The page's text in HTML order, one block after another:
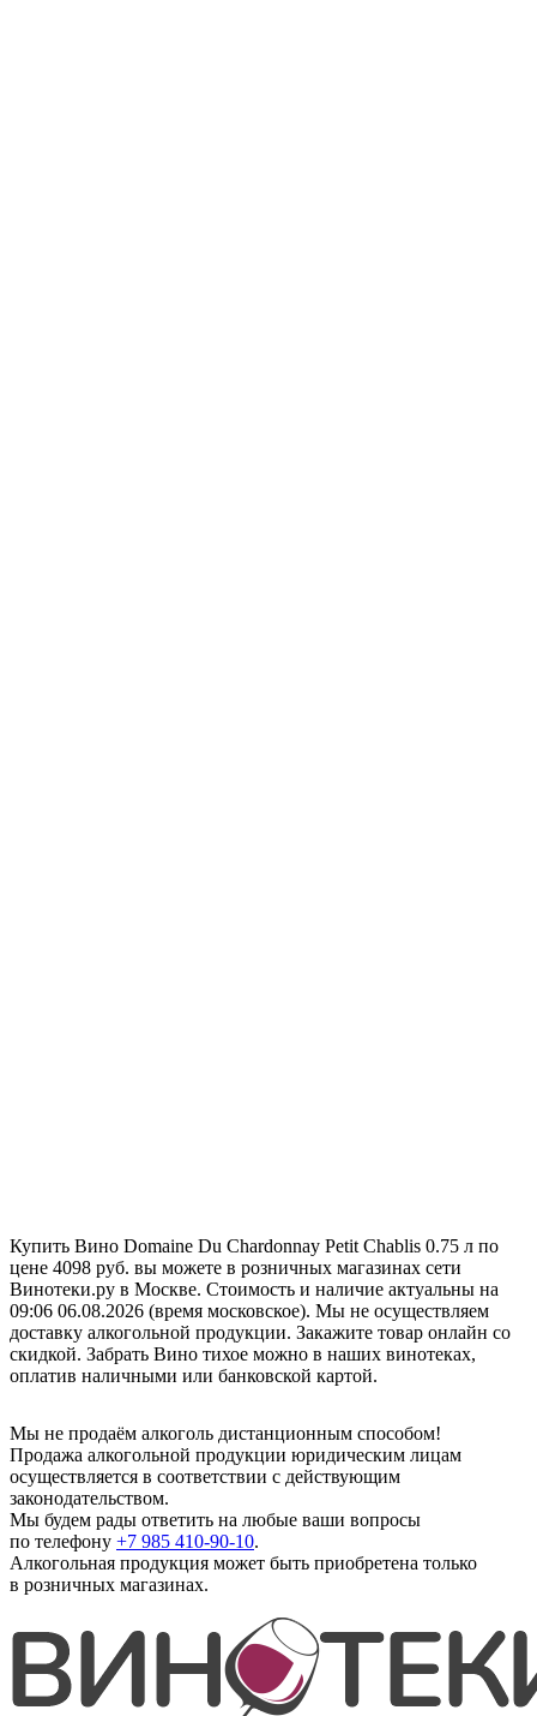
Купить Вино Domaine Du Chardonnay Petit Chablis 0.75 л по
цене 4098 руб. вы можете в розничных магазинах сети
Винотеки.ру в Москве. Стоимость и наличие актуальны на
09:06 06.08.2026 (время московское). Мы не осуществляем
доставку алкогольной продукции. Закажите товар онлайн со
скидкой. Забрать Вино тихое можно в наших винотеках,
оплатив наличными или банковской картой.
Мы не продаём алкоголь дистанционным способом!
Продажа алкогольной продукции юридическим лицам
осуществляется в соответствии с действующим
законодательством.
Мы будем рады ответить на любые ваши вопросы
по телефону +7 985 410-90-10.
Алкогольная продукция может быть приобретена только
в розничных магазинах.